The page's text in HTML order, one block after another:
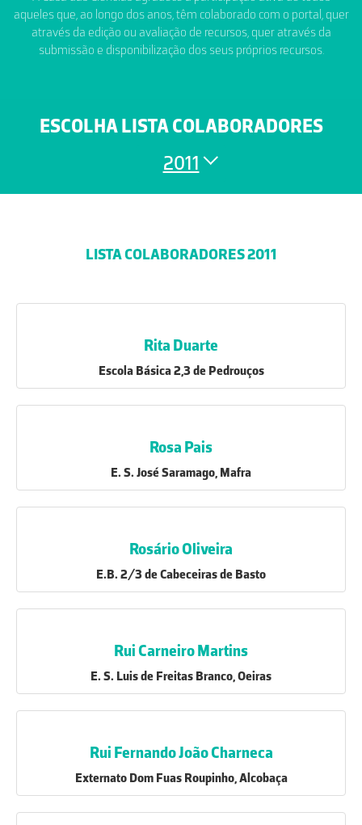
aqueles que, ao longo dos anos, têm colaborado com o portal, quer
através da edição ou avaliação de recursos, quer através da
submissão e disponibilização dos seus próprios recursos.
ESCOLHA LISTA COLABORADORES
2011
LISTA COLABORADORES 2011
Rita Duarte
Escola Básica 2,3 de Pedrouços
Rosa Pais
E. S. José Saramago, Mafra
Rosário Oliveira
E.B. 2/3 de Cabeceiras de Basto
Rui Carneiro Martins
E. S. Luis de Freitas Branco, Oeiras
Rui Fernando João Charneca
Externato Dom Fuas Roupinho, Alcobaça